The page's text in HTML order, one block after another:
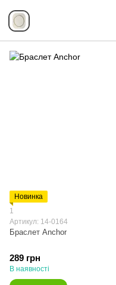
Новинка
1
Артикул: 14-0164
Браслет Anchor
289 грн
В наявності